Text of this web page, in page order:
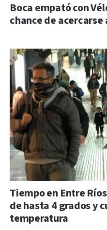
Boca empató con
chance de
Tiempo en Entre
de hasta 4 grados y
temperatura